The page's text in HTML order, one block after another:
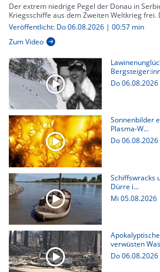
Der extrem niedrige Pegel der Donau in
Kriegsschiffe aus dem Zweiten Weltkrieg frei.
Veröffentlicht: Do 06.08.2026 | 00:57 min
Zum Video
Do 06.08.2026
Sonnenbilder
Plasma-W...
Do 06.08.2026
Schiffswracks
Dürre i...
Mi 05.08.2026
verwüsten
Do 06.08.2026